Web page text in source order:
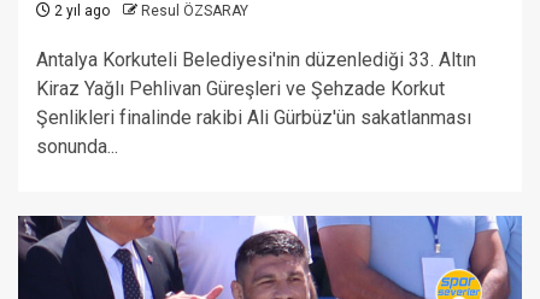
2 yıl ago Resul ÖZSARAY
Antalya Korkuteli Belediyesi'nin düzenlediği 33. Altın
Kiraz Yağlı Pehlivan Güreşleri ve Şehzade Korkut
Şenlikleri finalinde rakibi Ali Gürbüz'ün sakatlanması
sonunda...